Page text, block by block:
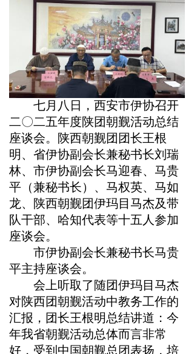
七月八日，西安市伊协召开
二〇二五年度陕团朝觐活动总结
座谈会。陕西朝觐团团长王根
明、省伊协副会长兼秘书长刘瑞
林、市伊协副会长马迎春、马贵
平（兼秘书长）、马权英、马如
龙、陕西朝觐团伊玛目马杰及带
队干部、哈知代表等十五人参加
座谈会。
市伊协副会长兼秘书长马贵
平主持座谈会。
会上听取了随团伊玛目马杰
对陕西团朝觐活动中教务工作的
汇报，团长王根明总结讲道：今
年我省朝觐活动总体而言非常
好，受到中国朝觐总团表扬，培